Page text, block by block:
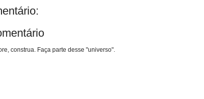
construa. Faça parte desse "universo".